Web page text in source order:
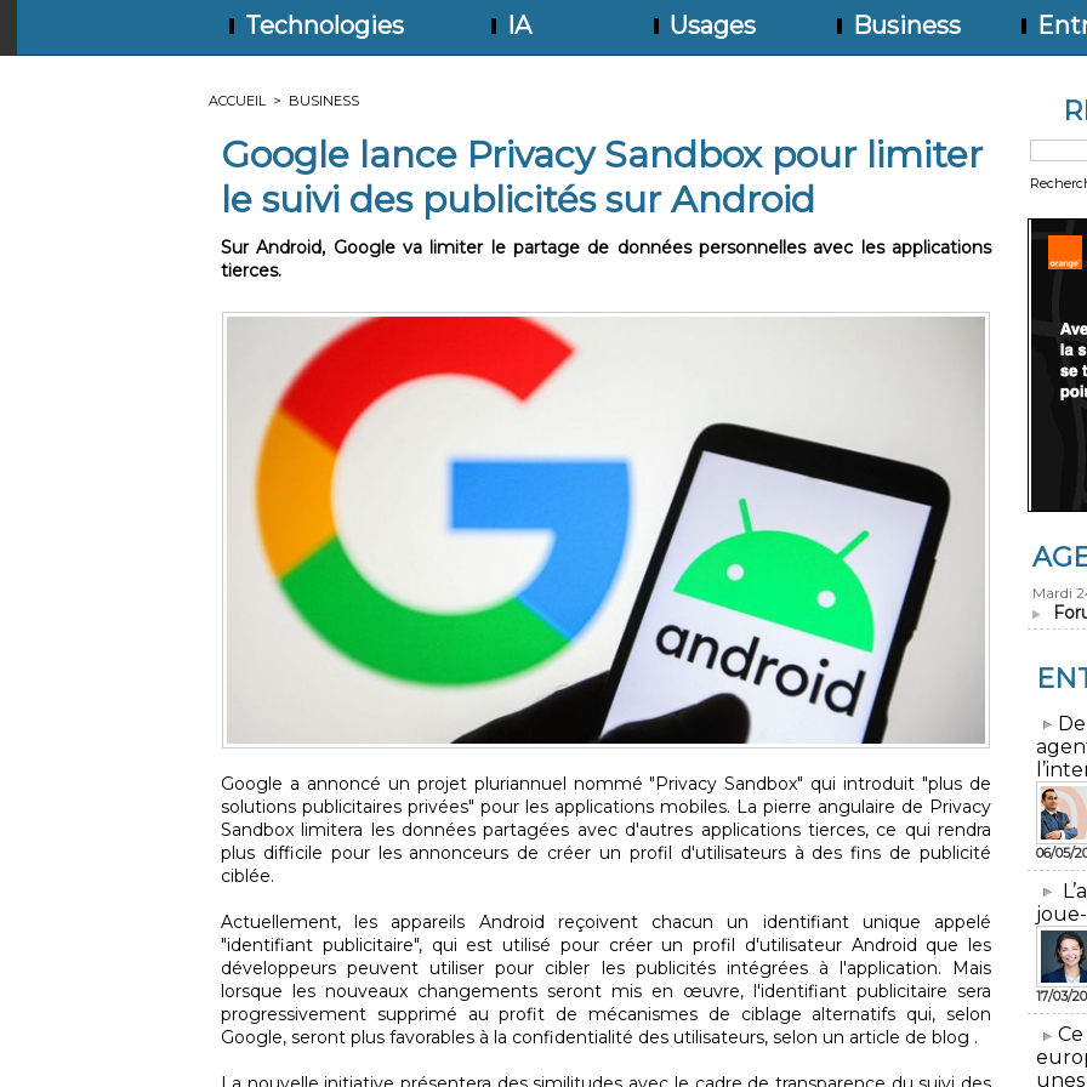
Technologies IA Usages Business
ACCUEIL > BUSINESS
Google lance Privacy Sandbox pour limiter
le suivi des publicités sur Android
Sur Android, Google va limiter le partage de données personnelles avec les applications
tierces.
Google a annoncé un projet pluriannuel nommé "Privacy Sandbox" qui introduit "plus de
solutions publicitaires privées" pour les applications mobiles. La pierre angulaire de Privacy
Sandbox limitera les données partagées avec d'autres applications tierces, ce qui rendra
plus difficile pour les annonceurs de créer un profil d'utilisateurs à des fins de publicité
ciblée.
Actuellement, les appareils Android reçoivent chacun un identifiant unique appelé
"identifiant publicitaire", qui est utilisé pour créer un profil d'utilisateur Android que les
développeurs peuvent utiliser pour cibler les publicités intégrées à l'application. Mais
lorsque les nouveaux changements seront mis en œuvre, l'identifiant publicitaire sera
progressivement supprimé au profit de mécanismes de ciblage alternatifs qui, selon
Google, seront plus favorables à la confidentialité des utilisateurs, selon un article de blog .
Mardi
06/05/
17/03/